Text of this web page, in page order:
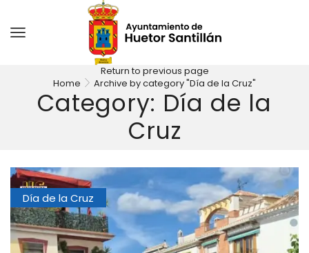
Return to previous page
Home
Archive by category "Día de la Cruz"
Category: Día de la
Cruz
Día de la Cruz